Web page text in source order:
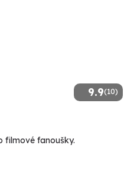
9.9(10)
filmové fanoušky.